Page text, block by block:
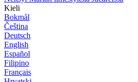
Kieli
Bokmål
Čeština
Deutsch
English
Español
Filipino
Français